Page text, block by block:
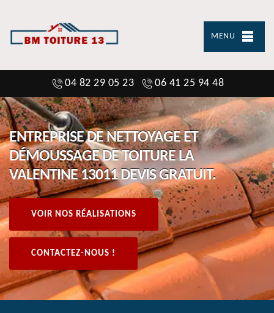
MENU
04 82 29 05 23 06 41 25 94 48
ENTREPRISE DE NETTOYAGE ET
DÉMOUSSAGE DE TOITURE LA
VALENTINE 13011 DEVIS GRATUIT.
VOIR NOS RÉALISATIONS
CONTACTEZ-NOUS !